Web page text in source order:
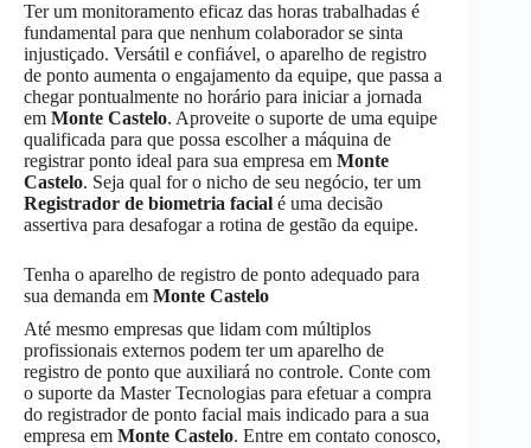
Ter um monitoramento eficaz das horas trabalhadas é
fundamental para que nenhum colaborador se sinta
injustiçado. Versátil e confiável, o aparelho de registro
de ponto aumenta o engajamento da equipe, que passa a
chegar pontualmente no horário para iniciar a jornada
em Monte Castelo. Aproveite o suporte de uma equipe
qualificada para que possa escolher a máquina de
registrar ponto ideal para sua empresa em Monte
Castelo. Seja qual for o nicho de seu negócio, ter um
Registrador de biometria facial é uma decisão
assertiva para desafogar a rotina de gestão da equipe.
Tenha o aparelho de registro de ponto adequado para
sua demanda em Monte Castelo
Até mesmo empresas que lidam com múltiplos
profissionais externos podem ter um aparelho de
registro de ponto que auxiliará no controle. Conte com
o suporte da Master Tecnologias para efetuar a compra
do registrador de ponto facial mais indicado para a sua
empresa em Monte Castelo. Entre em contato conosco,